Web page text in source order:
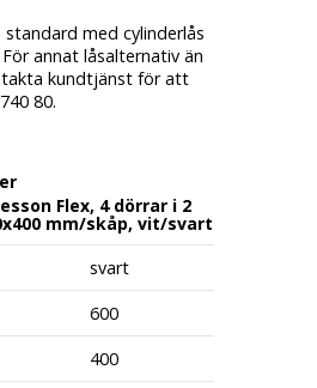
standard med cylinderlås
annat låsalternativ än
kundtjänst för att
80.
Flex, 4 dörrar i 2
mm/skåp, vit/svart
svart
600
400